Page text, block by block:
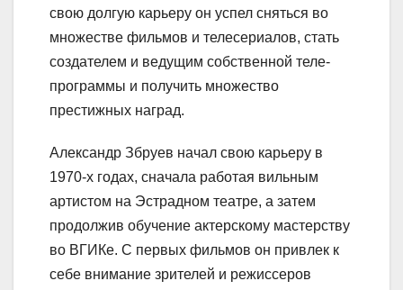
свою долгую карьеру он успел сняться во
множестве фильмов и телесериалов, стать
создателем и ведущим собственной теле-
программы и получить множество
престижных наград.
Александр Збруев начал свою карьеру в
1970-х годах, сначала работая вильным
артистом на Эстрадном театре, а затем
продолжив обучение актерскому мастерству
во ВГИКе. С первых фильмов он привлек к
себе внимание зрителей и режиссеров